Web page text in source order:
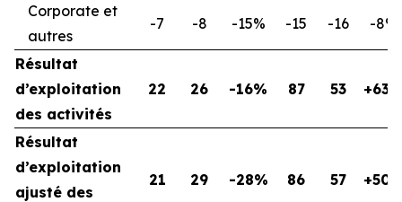
Corporate et
autres
-7 -8 -15% -15 -16 -8%
Résultat
d’exploitation
des activités
22 26 -16% 87 53
Résultat
d’exploitation
ajusté des
21 29 -28% 86 57